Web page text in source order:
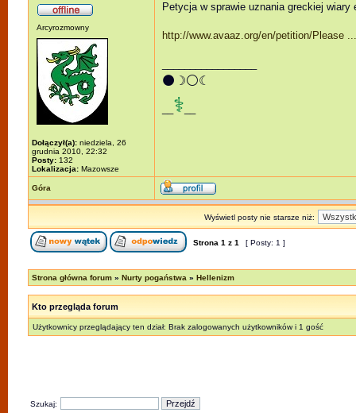
Arcyrozmowny
Dołączył(a): niedziela, 26
grudnia 2010, 22:32
Posty: 132
Lokalizacja: Mazowsze
Petycja w sprawie uznania greckiej wiary
http://www.avaaz.org/en/petition/Please
⚫☽⚪☾
⚕
Góra
Wyświetl posty nie starsze niż:
Strona 1 z 1 [ Posty: 1 ]
Strona główna forum » Nurty pogaństwa » Hellenizm
Kto przegląda forum
Użytkownicy przeglądający ten dział: Brak zalogowanych użytkowników i 1 gość
Szukaj: